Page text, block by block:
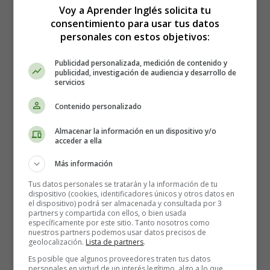
llevar por pensamientos o preocupaciones.
Deadline: Una palabra que se utiliza comúnmente
en el mundo laboral. Se refiere a la fecha límite o
plazo final para completar una tarea o proyecto.
Es una palabra que transmite la sensación de
urgencia y presión para cumplir con un tiempo
determinado.
Small talk
conversaciones informales y ligeras que se tienen
en situaciones sociales, como en fiestas o
eventos. Son charlas casuales que no
necesariamente abordan temas profundos, pero
sirven para romper el hielo y establecer una
conexión.
FOMO (Fear of Missing Out): Esta es una palabra
que se ha popularizado con el auge de las redes
sociales. Describe la ansiedad o el miedo que
siente una persona por perderse una experiencia o
Voy a Aprender Inglés solicita tu
consentimiento para usar tus datos
personales con estos objetivos:
Publicidad personalizada, medición de contenido y
publicidad, investigación de audiencia y desarrollo de
servicios
Contenido personalizado
Almacenar la información en un dispositivo y/o
acceder a ella
Más información
Tus datos personales se tratarán y la información de tu
dispositivo (cookies, identificadores únicos y otros datos en
el dispositivo) podrá ser almacenada y consultada por 3
partners y compartida con ellos, o bien usada
específicamente por este sitio. Tanto nosotros como
nuestros partners podemos usar datos precisos de
geolocalización. Lista de partners.
Es posible que algunos proveedores traten tus datos